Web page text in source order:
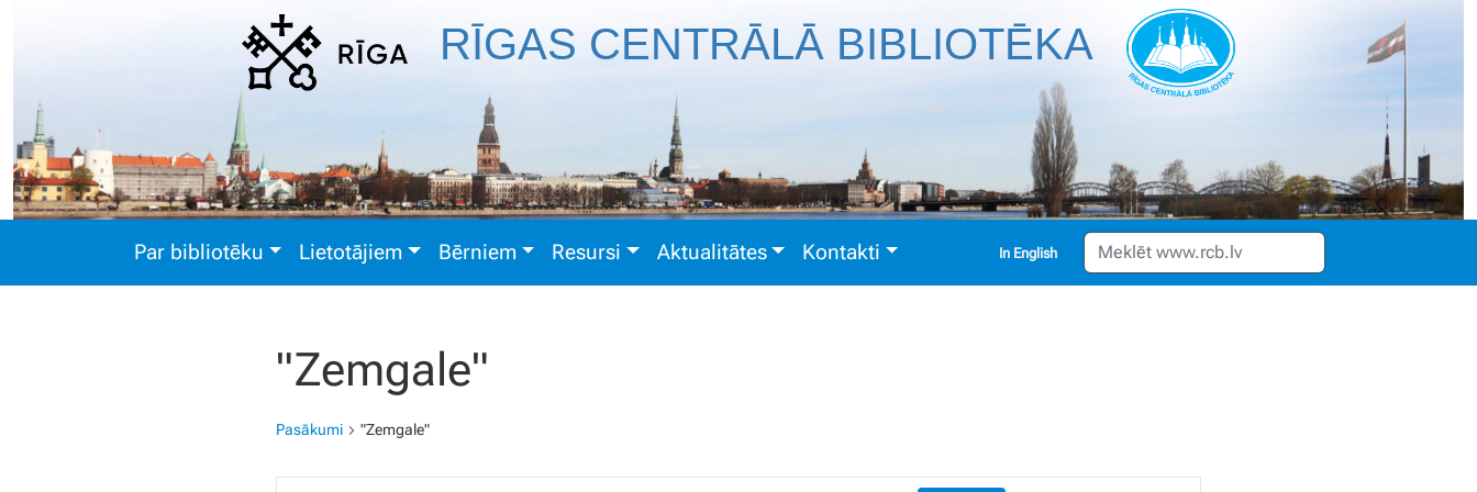
RĪGAS CENTRĀLĀ BIBLIOTĒKA
Par bibliotēku Lietotājiem Bērniem Resursi Aktualitātes Kontakti English
"Zemgale"
Pasākumi "Zemgale"